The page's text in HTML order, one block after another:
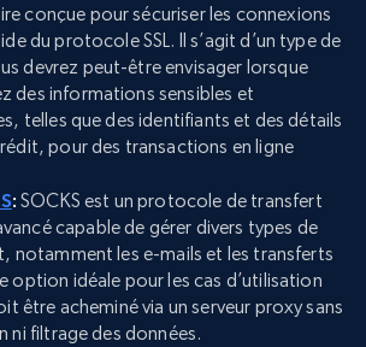
conçue pour sécuriser les connexions
du protocole SSL. Il s’agit d’un type de
devrez peut-être envisager lorsque
des informations sensibles et
telles que des identifiants et des détails
pour des transactions en ligne
: SOCKS est un protocole de transfert
capable de gérer divers types de
notamment les e-mails et les transferts
option idéale pour les cas d’utilisation
être acheminé via un serveur proxy sans
ni filtrage des données.